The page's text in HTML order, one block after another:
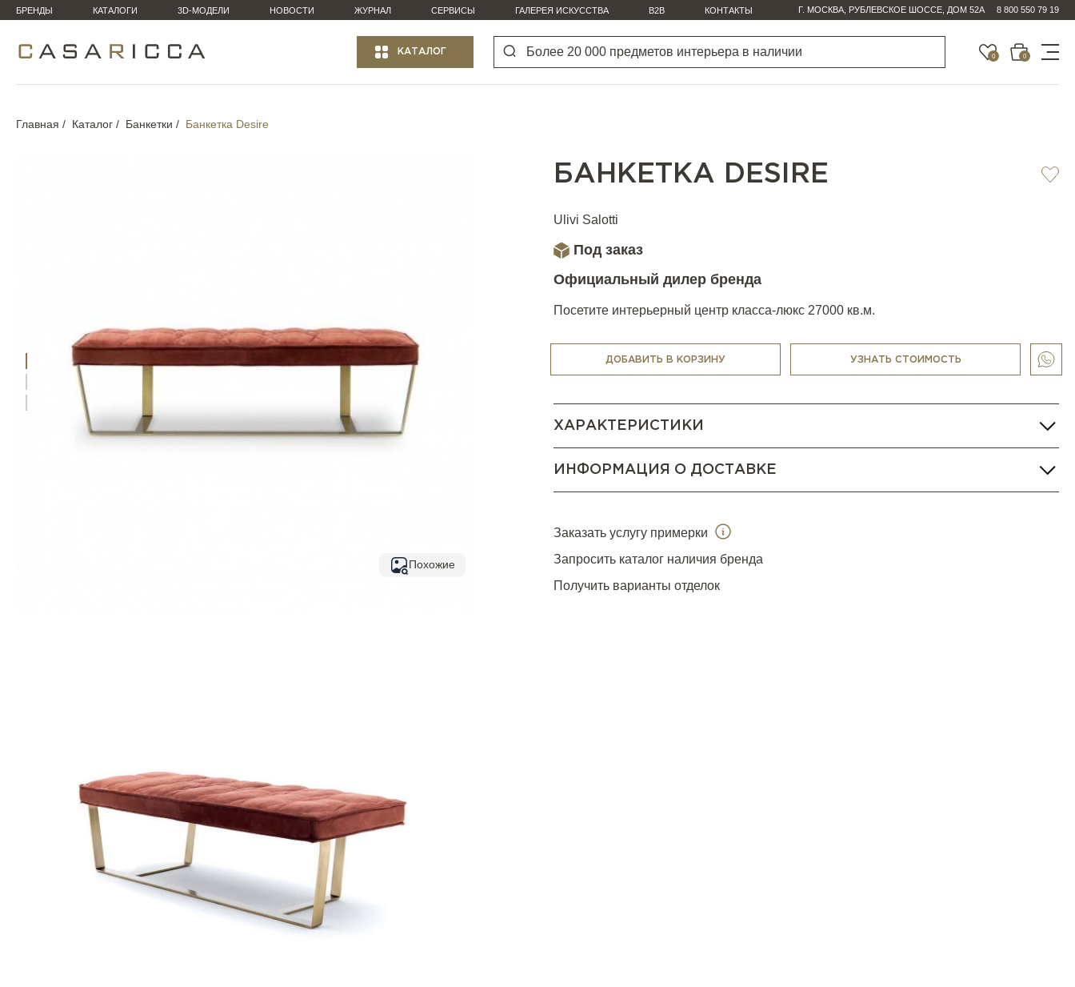
БРЕНДЫ КАТАЛОГИ 3D-МОДЕЛИ НОВОСТИ ЖУРНАЛ СЕРВИСЫ ГАЛЕРЕЯ ИСКУССТВА B2B КОНТАКТЫ Г. МОСКВА, РУБЛЕВСКОЕ ШОССЕ, ДОМ 52А 8 800 550 79 19
КАТАЛОГ 0 0
Главная Каталог Банкетки Банкетка Desire
Похожие
БАНКЕТКА DESIRE
Ulivi Salotti
Под заказ
Официальный дилер бренда
Посетите интерьерный центр класса-люкс 27000 кв.м.
ДОБАВИТЬ В КОРЗИНУ УЗНАТЬ СТОИМОСТЬ
ХАРАКТЕРИСТИКИ
ИНФОРМАЦИЯ О ДОСТАВКЕ
Заказать услугу примерки
Запросить каталог наличия бренда
Получить варианты отделок